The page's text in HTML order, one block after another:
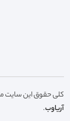
کلی حقوق این سایت
آریاوب.